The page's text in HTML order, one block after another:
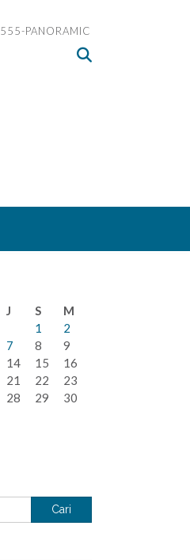
555-PANORAMIC
J S
M
1
2
7 8
9
14 15
16
21 22
23
28 29
30
Cari